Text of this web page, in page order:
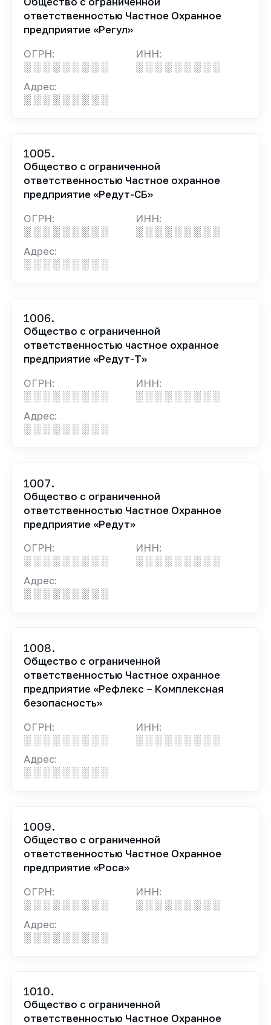
ответственностью Частное Охранное
предприятие «Регул»
ОГРН:
░ ░ ░ ░ ░ ░ ░ ░ ░
ИНН:
░ ░ ░ ░ ░ ░ ░ ░ ░
Адрес:
░ ░ ░ ░ ░ ░ ░ ░ ░
1005.
Общество с ограниченной
ответственностью Частное охранное
предприятие «Редут-СБ»
ОГРН:
░ ░ ░ ░ ░ ░ ░ ░ ░
ИНН:
░ ░ ░ ░ ░ ░ ░ ░ ░
Адрес:
░ ░ ░ ░ ░ ░ ░ ░ ░
1006.
Общество с ограниченной
ответственностью частное охранное
предприятие «Редут-Т»
ОГРН:
░ ░ ░ ░ ░ ░ ░ ░ ░
ИНН:
░ ░ ░ ░ ░ ░ ░ ░ ░
Адрес:
░ ░ ░ ░ ░ ░ ░ ░ ░
1007.
Общество с ограниченной
ответственностью Частное Охранное
предприятие «Редут»
ОГРН:
░ ░ ░ ░ ░ ░ ░ ░ ░
ИНН:
░ ░ ░ ░ ░ ░ ░ ░ ░
Адрес:
░ ░ ░ ░ ░ ░ ░ ░ ░
1008.
Общество с ограниченной
ответственностью Частное охранное
предприятие «Рефлекс – Комплексная
безопасность»
ОГРН:
░ ░ ░ ░ ░ ░ ░ ░ ░
ИНН:
░ ░ ░ ░ ░ ░ ░ ░ ░
Адрес:
░ ░ ░ ░ ░ ░ ░ ░ ░
1009.
Общество с ограниченной
ответственностью Частное Охранное
предприятие «Роса»
ОГРН:
░ ░ ░ ░ ░ ░ ░ ░ ░
ИНН:
░ ░ ░ ░ ░ ░ ░ ░ ░
Адрес:
░ ░ ░ ░ ░ ░ ░ ░ ░
1010.
Общество с ограниченной
ответственностью Частное Охранное